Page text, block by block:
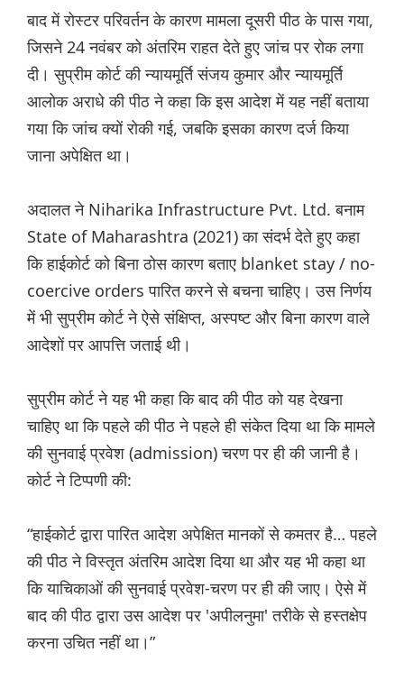
बाद में रोस्टर परिवर्तन के कारण मामला दूसरी पीठ के पास गया,
जिसने 24 नवंबर को अंतरिम राहत देते हुए जांच पर रोक लगा
दी। सुप्रीम कोर्ट की न्यायमूर्ति संजय कुमार और न्यायमूर्ति
आलोक अराधे की पीठ ने कहा कि इस आदेश में यह नहीं बताया
गया कि जांच क्यों रोकी गई, जबकि इसका कारण दर्ज किया
जाना अपेक्षित था।
अदालत ने Niharika Infrastructure Pvt. Ltd. बनाम
State of Maharashtra (2021) का संदर्भ देते हुए कहा
कि हाईकोर्ट को बिना ठोस कारण बताए blanket stay / no-
coercive orders पारित करने से बचना चाहिए। उस निर्णय
में भी सुप्रीम कोर्ट ने ऐसे संक्षिप्त, अस्पष्ट और बिना कारण वाले
आदेशों पर आपत्ति जताई थी।
सुप्रीम कोर्ट ने यह भी कहा कि बाद की पीठ को यह देखना
चाहिए था कि पहले की पीठ ने पहले ही संकेत दिया था कि मामले
की सुनवाई प्रवेश (admission) चरण पर ही की जानी है।
कोर्ट ने टिप्पणी की:
“हाईकोर्ट द्वारा पारित आदेश अपेक्षित मानकों से कमतर है… पहले
की पीठ ने विस्तृत अंतरिम आदेश दिया था और यह भी कहा था
कि याचिकाओं की सुनवाई प्रवेश-चरण पर ही की जाए। ऐसे में
बाद की पीठ द्वारा उस आदेश पर 'अपीलनुमा' तरीके से हस्तक्षेप
करना उचित नहीं था।”